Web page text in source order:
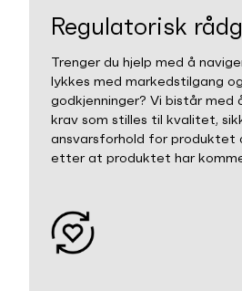
Regulatorisk
Trenger du hjelp med å
lykkes med markedstilgang
godkjenninger? Vi bistår med
krav som stilles til kvalitet,
ansvarsforhold for
etter at produktet har